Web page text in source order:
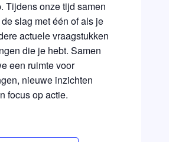
Tijdens onze tijd samen
slag met één of als je
actuele vraagstukken
die je hebt. Samen
een ruimte voor
nieuwe inzichten
focus op actie.